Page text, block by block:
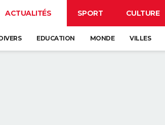
ACTUALITÉS SPORT CULTURE
EDUCATION MONDE VILLES